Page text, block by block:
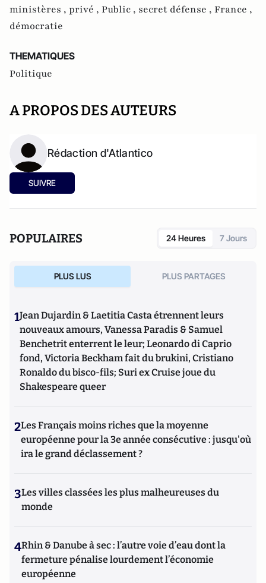
ministères , privé , Public , secret défense , France ,
démocratie
THEMATIQUES
Politique
A PROPOS DES AUTEURS
Rédaction d'Atlantico
SUIVRE
POPULAIRES 24 Heures 7 Jours
PLUS LUS PLUS PARTAGES
1Jean Dujardin & Laetitia Casta étrennent leurs
nouveaux amours, Vanessa Paradis & Samuel
Benchetrit enterrent le leur; Leonardo di Caprio
fond, Victoria Beckham fait du brukini, Cristiano
Ronaldo du bisco-fils; Suri ex Cruise joue du
Shakespeare queer
2Les Français moins riches que la moyenne
européenne pour la 3e année consécutive : jusqu'où
ira le grand déclassement ?
3Les villes classées les plus malheureuses du
monde
4Rhin & Danube à sec : l’autre voie d’eau dont la
fermeture pénalise lourdement l’économie
européenne